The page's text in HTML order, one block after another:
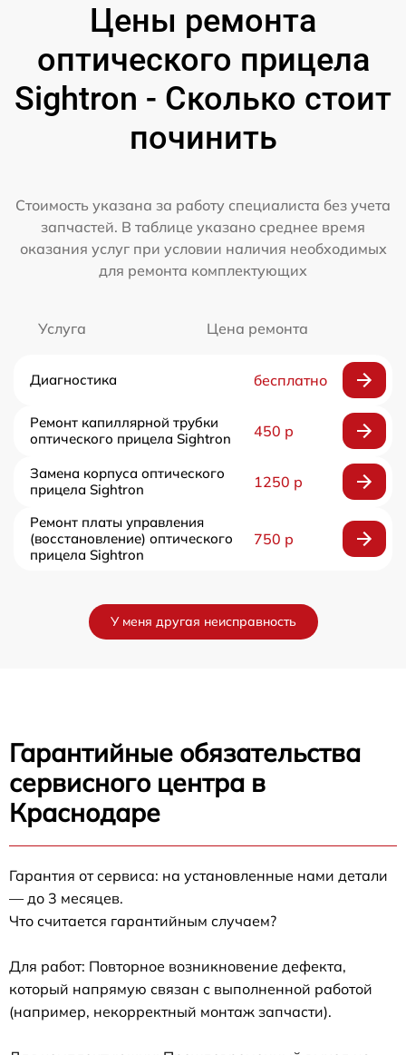
Цены ремонта
оптического прицела
Sightron - Сколько стоит
починить
Стоимость указана за работу специалиста без учета
запчастей. В таблице указано среднее время
оказания услуг при условии наличия необходимых
для ремонта комплектующих
Услуга Цена ремонта
Диагностика бесплатно
Ремонт капиллярной трубки
оптического прицела Sightron
450 р
Замена корпуса оптического
прицела Sightron
1250 р
Ремонт платы управления
(восстановление) оптического
прицела Sightron
750 р
У меня другая неисправность
Гарантийные обязательства
сервисного центра в
Краснодаре
Гарантия от сервиса: на установленные нами детали
— до 3 месяцев.
Что считается гарантийным случаем?
Для работ: Повторное возникновение дефекта,
который напрямую связан с выполненной работой
(например, некорректный монтаж запчасти).